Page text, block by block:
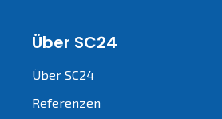
Über SC24
Über SC24
Referenzen